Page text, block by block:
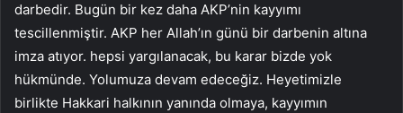
darbedir. Bugün bir kez daha AKP’nin kayyımı
tescillenmiştir. AKP her Allah’ın günü bir darbenin altına
imza atıyor. hepsi yargılanacak, bu karar bizde yok
hükmünde. Yolumuza devam edeceğiz. Heyetimizle
birlikte Hakkari halkının yanında olmaya, kayyımın